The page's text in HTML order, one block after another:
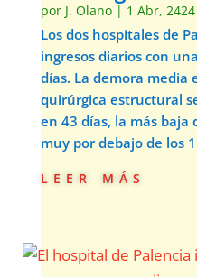
por J. Olano| 1 Abr, 2424
Los dos hospitales de
ingresos diarios con
días. La demora media
quirúrgica estructural
en 43 días, la más baja
muy por debajo de los
leer más